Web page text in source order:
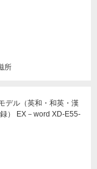
所
デル（英和・和英・漢
） EX－word XD-E55-